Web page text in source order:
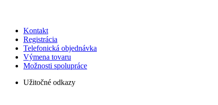
Kontakt
Registrácia
Telefonická objednávka
Výmena tovaru
Možnosti spolupráce
Užitočné odkazy